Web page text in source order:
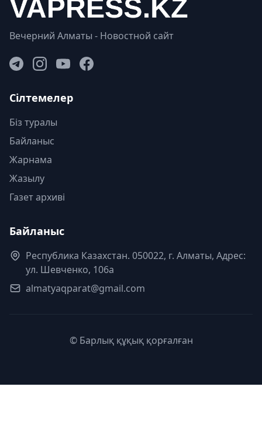
Вечерний Алматы - Новостной сайт
Сілтемелер
Біз туралы
Байланыс
Жарнама
Жазылу
Газет архиві
Байланыс
Республика Казахстан. 050022, г. Алматы, Адрес:
ул. Шевченко, 106а
almatyaqparat@gmail.com
© Барлық құқық қорғалған